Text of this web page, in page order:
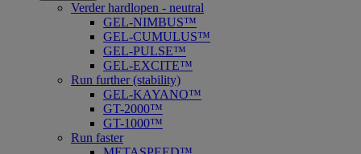
Verder hardlopen - neutral
GEL-NIMBUS™
GEL-CUMULUS™
GEL-PULSE™
GEL-EXCITE™
Run further (stability)
GEL-KAYANO™
GT-2000™
GT-1000™
Run faster